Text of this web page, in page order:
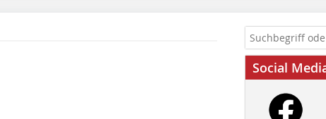
Social